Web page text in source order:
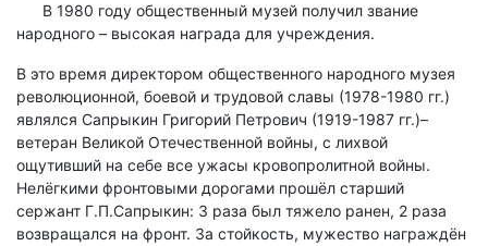
В 1980 году общественный музей получил звание
народного – высокая награда для учреждения.
В это время директором общественного народного музея
революционной, боевой и трудовой славы (1978-1980 гг.)
являлся Сапрыкин Григорий Петрович (1919-1987 гг.)–
ветеран Великой Отечественной войны, с лихвой
ощутивший на себе все ужасы кровопролитной войны.
Нелёгкими фронтовыми дорогами прошёл старший
сержант Г.П.Сапрыкин: 3 раза был тяжело ранен, 2 раза
возвращался на фронт. За стойкость, мужество награждён